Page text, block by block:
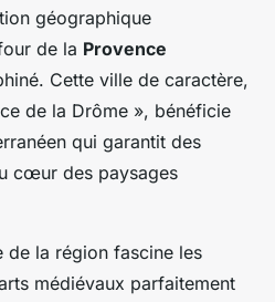
géographique
de la Provence
Cette ville de caractère,
de la Drôme », bénéficie
qui garantit des
cœur des paysages
de la région fascine les
médiévaux parfaitement